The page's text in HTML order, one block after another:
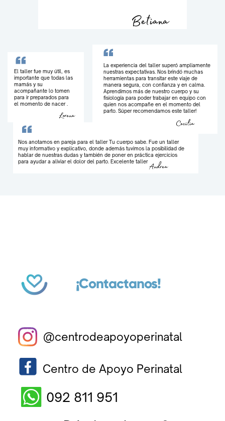
Betiana
La experiencia del taller superó ampliamente
nuestras expectativas. Nos brindó muchas
herramientas para transitar este viaje de
manera segura, con confianza y en calma.
Aprendimos más de nuestro cuerpo y su
fisiología para poder trabajar en equipo con
quien nos acompañe en el momento del
parto. Súper recomendamos este taller!
Cecilia
El taller fue muy útil, es
importante que todas las
mamás y su
acompañante lo tomen
para ir preparados para
el momento de nacer .
Lorena
Nos anotamos en pareja para el taller Tu cuerpo sabe. Fue un taller
muy informativo y explicativo, donde además tuvimos la posibilidad de
hablar de nuestras dudas y también de poner en práctica ejercicios
para ayudar a aliviar el dolor del parto. Excelente taller
Andrea
¡Contactanos!
@centrodeapoyoperinatal
Centro de Apoyo Perinatal
092 811 951